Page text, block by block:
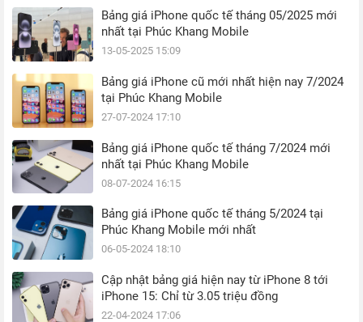
Bảng giá iPhone quốc tế tháng 05/2025 mới
nhất tại Phúc Khang Mobile
13-05-2025 15:09
Bảng giá iPhone cũ mới nhất hiện nay 7/2024
tại Phúc Khang Mobile
27-07-2024 17:10
Bảng giá iPhone quốc tế tháng 7/2024 mới
nhất tại Phúc Khang Mobile
08-07-2024 16:15
Bảng giá iPhone quốc tế tháng 5/2024 tại
Phúc Khang Mobile mới nhất
06-05-2024 18:10
Cập nhật bảng giá hiện nay từ iPhone 8 tới
iPhone 15: Chỉ từ 3.05 triệu đồng
22-04-2024 17:06